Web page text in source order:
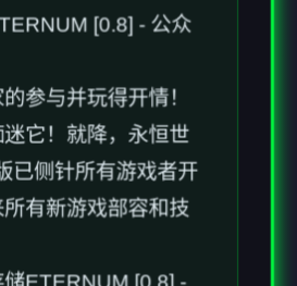
的参与并玩得开情！
它！就降，永恒世
已侧针所有游戏者开
有新游戏部容和技
ETERNUM [0.8] -
布日期
像，80+个新动画，